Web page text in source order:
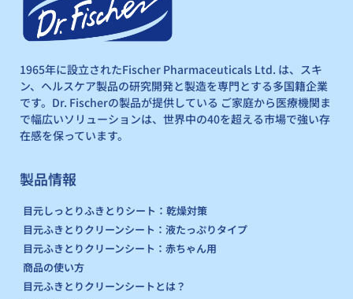
1965年に設立されたFischer Pharmaceuticals Ltd. は、スキ
ン、ヘルスケア製品の研究開発と製造を専門とする多国籍企業
です。Dr. Fischerの製品が提供している ご家庭から医療機関ま
で幅広いソリューションは、世界中の40を超える市場で強い存
在感を保っています。
製品情報
目元しっとりふきとりシート：乾燥対策
目元ふきとりクリーンシート：液たっぷりタイプ
目元ふきとりクリーンシート：赤ちゃん用
商品の使い方
目元ふきとりクリーンシートとは？